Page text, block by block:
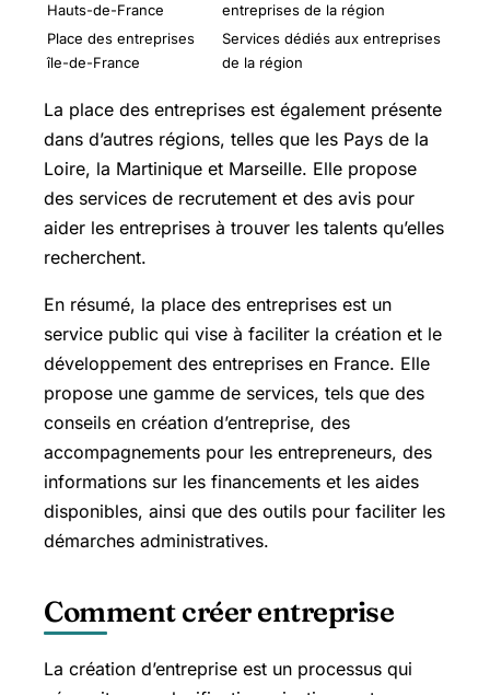
Hauts-de-France
entreprises de la région
Place des entreprises
île-de-France
Services dédiés aux entreprises
de la région
La place des entreprises est également présente
dans d’autres régions, telles que les Pays de la
Loire, la Martinique et Marseille. Elle propose
des services de recrutement et des avis pour
aider les entreprises à trouver les talents qu’elles
recherchent.
En résumé, la place des entreprises est un
service public qui vise à faciliter la création et le
développement des entreprises en France. Elle
propose une gamme de services, tels que des
conseils en création d’entreprise, des
accompagnements pour les entrepreneurs, des
informations sur les financements et les aides
disponibles, ainsi que des outils pour faciliter les
démarches administratives.
Comment créer entreprise
La création d’entreprise est un processus qui